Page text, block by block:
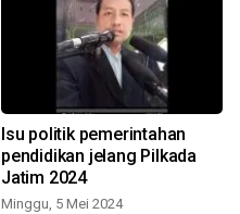
Isu politik pemerintahan
pendidikan jelang Pilkada
Jatim 2024
Minggu, 5 Mei 2024